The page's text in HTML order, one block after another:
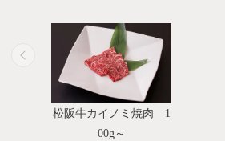
松阪牛カイノミ焼肉 1
00g～